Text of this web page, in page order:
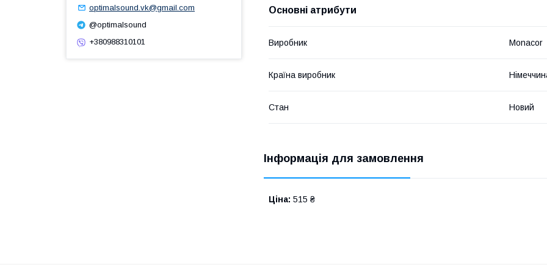
Основні атрибути
Виробник Monacor
Країна виробник
Стан Новий
Інформація для замовлення
Ціна: 515 ₴
optimalsound.vk@gmail.com
@optimalsound
+380988310101